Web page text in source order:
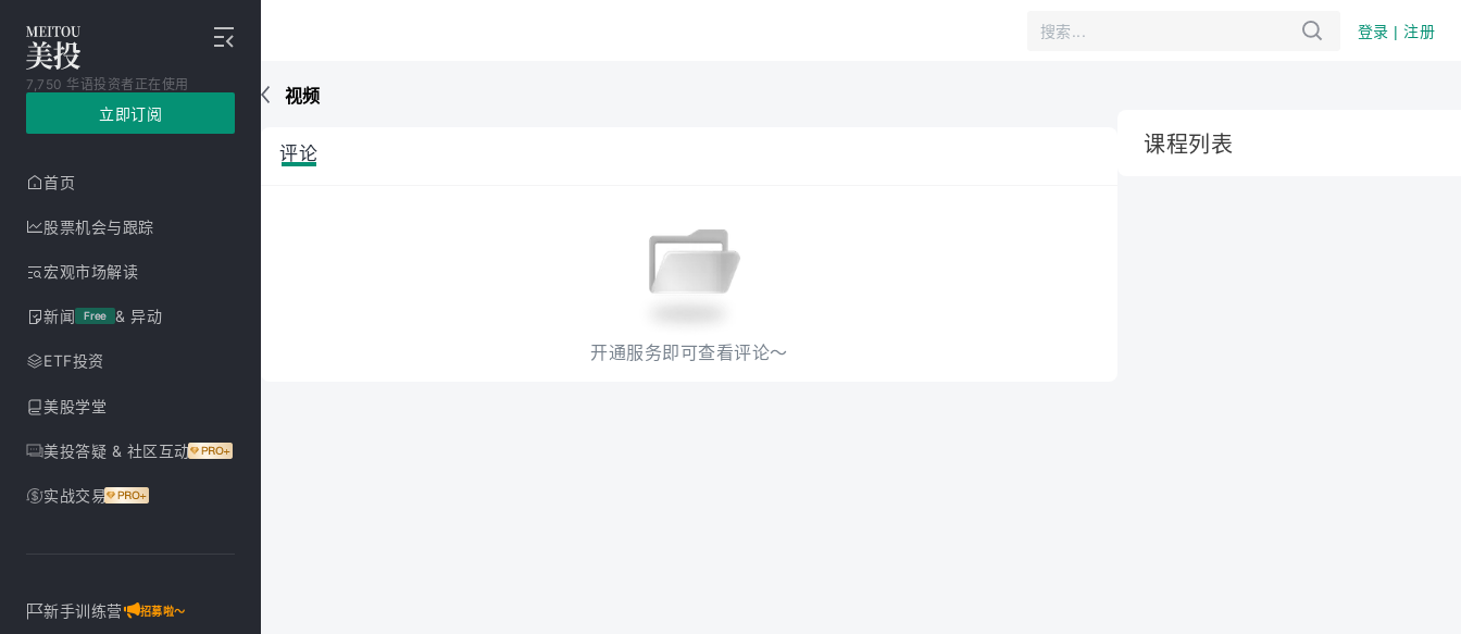
7,750 华语投资者正在使用
立即订阅
首页
股票机会与跟踪
宏观市场解读
新闻 Free & 异动
ETF投资
美股学堂
美投答疑 & 社区互动
实战交易
新手训练营 招募啦～
视频
评论
开通服务即可查看评论～
课程列表
登录 | 注册